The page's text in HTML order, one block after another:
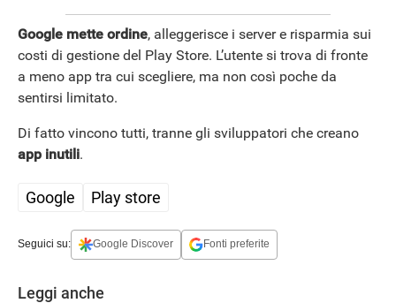
Google mette ordine, alleggerisce i server e risparmia sui
costi di gestione del Play Store. L’utente si trova di fronte
a meno app tra cui scegliere, ma non così poche da
sentirsi limitato.
Di fatto vincono tutti, tranne gli sviluppatori che creano
app inutili.
Google Play store
Seguici su: Google Discover Fonti preferite
Leggi anche